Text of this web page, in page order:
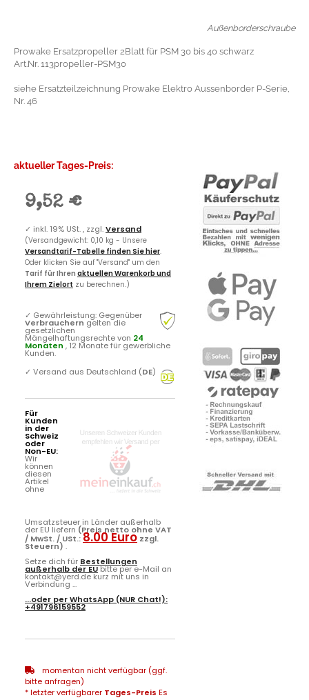
Außenborderschraube
Prowake Ersatzpropeller 2Blatt für PSM 30 bis 40 schwarz
Art.Nr. 113propeller-PSM30
siehe Ersatzteilzeichnung Prowake Elektro Aussenborder P-Serie,
Nr. 46
aktueller Tages-Preis:
9,52 €
✓ inkl. 19% USt. , zzgl.Versand
(Versandgewicht: 0,10 kg - Unsere
Versandtarif-Tabelle finden Sie hier.
Oder klicken Sie auf "Versand" um den
Tarif für Ihren aktuellen Warenkorb und
Ihrem Zielort zu berechnen.)
✓ Gewährleistung: Gegenüber
Verbrauchern gelten die
gesetzlichen
Mängelhaftungsrechte von 24
Monaten , 12 Monate für gewerbliche
Kunden.
✓ Versand aus Deutschland (DE)
Für
Kunden
in der
Schweiz
oder
Non-EU:
Wir
können
diesen
Artikel
ohne
Umsatzsteuer in Länder außerhalb
der EU liefern (Preis netto ohne VAT
/ MwSt. / USt.:8.00 Euro zzgl.
Steuern) .
Setze dich für Bestellungen
außerhalb der EUbitte per e-Mail an
kontakt@yerd.de kurz mit uns in
Verbindung ...
...oder perWhatsApp (NUR Chat!):
+491796159552
momentan nicht verfügbar (ggf.
bitte anfragen)
* letzter verfügbarer Tages-Preis Es